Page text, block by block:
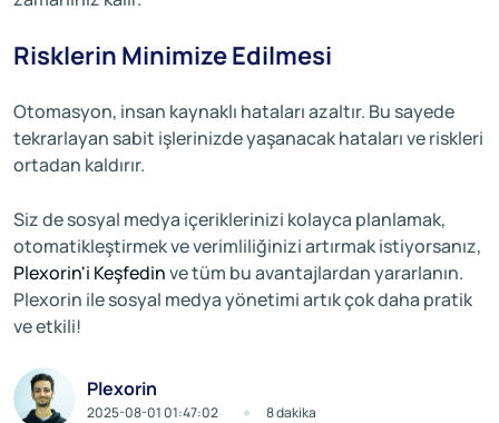
Risklerin Minimize Edilmesi
Otomasyon, insan kaynaklı hataları azaltır. Bu sayede
tekrarlayan sabit işlerinizde yaşanacak hataları ve riskleri
ortadan kaldırır.
Siz de sosyal medya içeriklerinizi kolayca planlamak,
otomatikleştirmek ve verimliliğinizi artırmak istiyorsanız,
Plexorin'i Keşfedinve tüm bu avantajlardan yararlanın.
Plexorin ile sosyal medya yönetimi artık çok daha pratik
ve etkili!
Plexorin
2025-08-01 01:47:02 8 dakika